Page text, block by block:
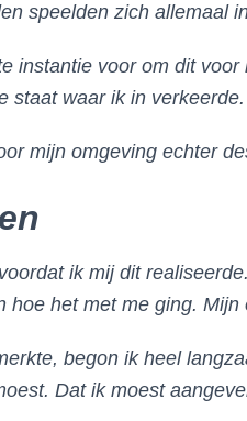
speelden zich allemaal
instantie voor om dit
staat waar ik in verkeerde.
mijn omgeving echter
ik mij dit
hoe het met me ging.
begon ik heel
Dat ik moest